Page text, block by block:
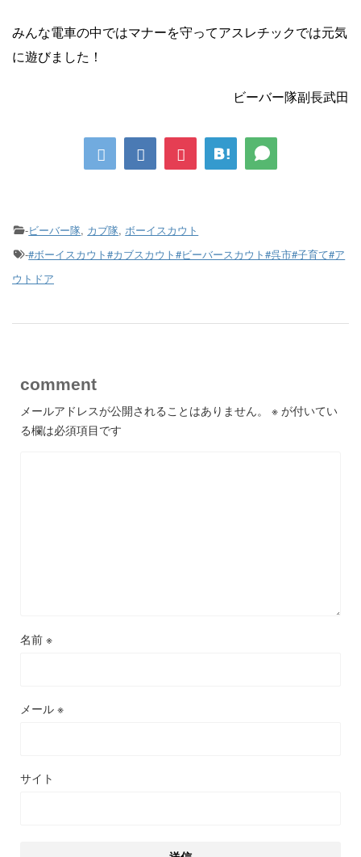
みんな電車の中ではマナーを守ってアスレチックでは元気
に遊びました！
ビーバー隊副長武田
-ビーバー隊, カブ隊,ボーイスカウト
-#ボーイスカウト#カブスカウト#ビーバースカウト#呉市#子育て#ア
ウトドア
comment
メールアドレスが公開されることはありません。 ※ が付いてい
る欄は必須項目です
名前 ※
メール ※
サイト